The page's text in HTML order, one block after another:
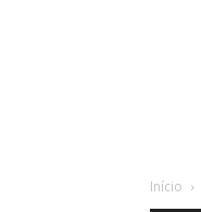
Início